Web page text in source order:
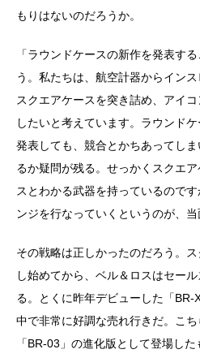
もりはないのだろうか。
「ラウンドケースの新作を発表す
う。私たちは、航空計器からイン
スクエアケースを突き詰め、アイ
したいと考えています。ラウンド
発表しても、競合とかちあってし
るか疑問が残る。せっかくスクエ
スとわかる武器を持っているので
ンジを行なっていくというのが、当
その戦略は正しかったのだろう。
し始めてから、ベル＆ロスはセー
る。とくに昨年デビューした「BR-
中で非常に好調な売れ行きだ。こ
「BR-03」の進化版として登場し